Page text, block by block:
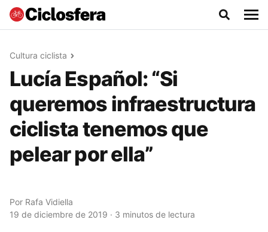
Cultura ciclista
Lucía Español: “Si
queremos infraestructura
ciclista tenemos que
pelear por ella”
Por Rafa Vidiella
19 de diciembre de 2019 · 3 minutos de lectura